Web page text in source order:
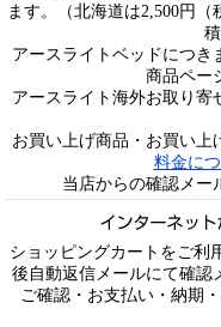
ます。（北海道は2,500円
アースライトベッドにつき
商品ペー
アースライト海外お取り寄
お買い上げ商品・お買い上
料金に
当店からの確認メー
ショッピングカートをご利
後自動返信メールにて確認
ご確認・お支払い・納期